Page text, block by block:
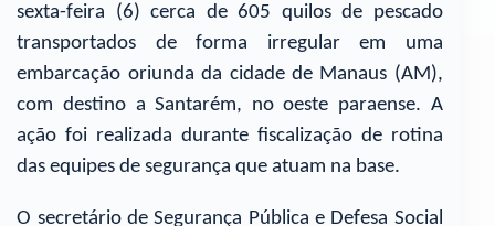
sexta-feira (6) cerca de 605 quilos de pescado
transportados de forma irregular em uma
embarcação oriunda da cidade de Manaus (AM),
com destino a Santarém, no oeste paraense. A
ação foi realizada durante fiscalização de rotina
das equipes de segurança que atuam na base.
O secretário de Segurança Pública e Defesa Social